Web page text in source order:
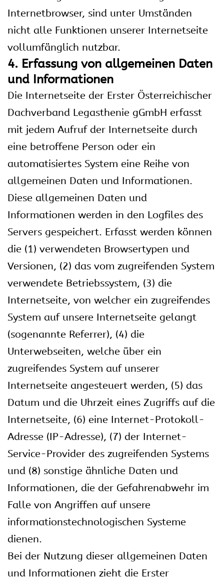
Internetbrowser, sind unter Umständen
nicht alle Funktionen unserer Internetseite
vollumfänglich nutzbar.
4. Erfassung von allgemeinen Daten
und Informationen
Die Internetseite der Erster Österreichischer
Dachverband Legasthenie gGmbH erfasst
mit jedem Aufruf der Internetseite durch
eine betroffene Person oder ein
automatisiertes System eine Reihe von
allgemeinen Daten und Informationen.
Diese allgemeinen Daten und
Informationen werden in den Logfiles des
Servers gespeichert. Erfasst werden können
die (1) verwendeten Browsertypen und
Versionen, (2) das vom zugreifenden System
verwendete Betriebssystem, (3) die
Internetseite, von welcher ein zugreifendes
System auf unsere Internetseite gelangt
(sogenannte Referrer), (4) die
Unterwebseiten, welche über ein
zugreifendes System auf unserer
Internetseite angesteuert werden, (5) das
Datum und die Uhrzeit eines Zugriffs auf die
Internetseite, (6) eine Internet-Protokoll-
Adresse (IP-Adresse), (7) der Internet-
Service-Provider des zugreifenden Systems
und (8) sonstige ähnliche Daten und
Informationen, die der Gefahrenabwehr im
Falle von Angriffen auf unsere
informationstechnologischen Systeme
dienen.
Bei der Nutzung dieser allgemeinen Daten
und Informationen zieht die Erster